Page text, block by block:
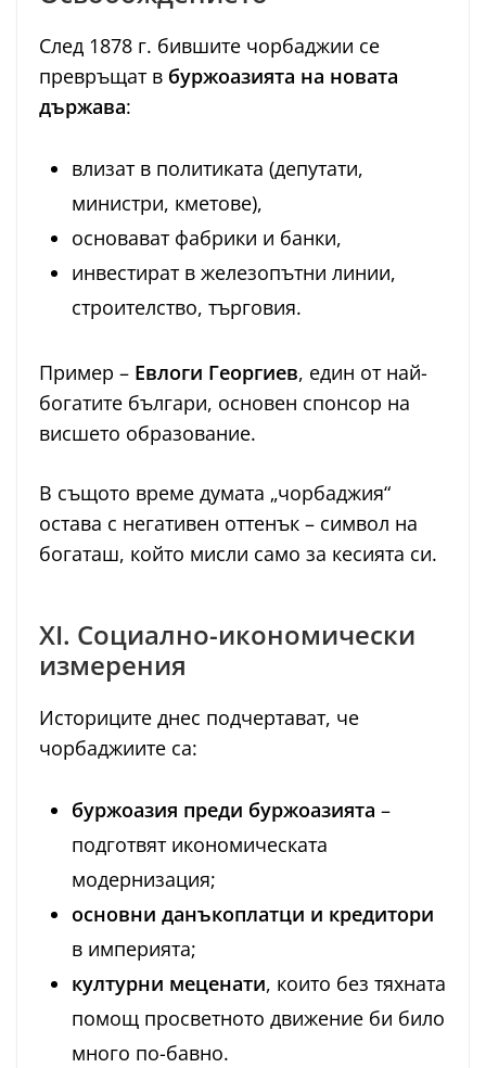
След 1878 г. бившите чорбаджии се
превръщат в буржоазията на новата
държава:
влизат в политиката (депутати,
министри, кметове),
основават фабрики и банки,
инвестират в железопътни линии,
строителство, търговия.
Пример – Евлоги Георгиев, един от най-
богатите българи, основен спонсор на
висшето образование.
В същото време думата „чорбаджия“
остава с негативен оттенък – символ на
богаташ, който мисли само за кесията си.
XI. Социално-икономически
измерения
Историците днес подчертават, че
чорбаджиите са:
буржоазия преди буржоазията –
подготвят икономическата
модернизация;
основни данъкоплатци и кредитори
в империята;
културни меценати, които без тяхната
помощ просветното движение би било
много по-бавно.